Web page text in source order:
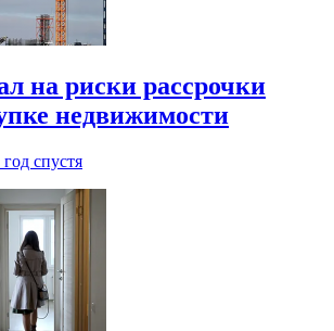
на риски рассрочки
недвижимости
год спустя